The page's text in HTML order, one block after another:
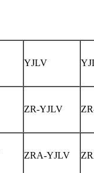
YJLV
ZR-YJLV
ZRA-YJLV